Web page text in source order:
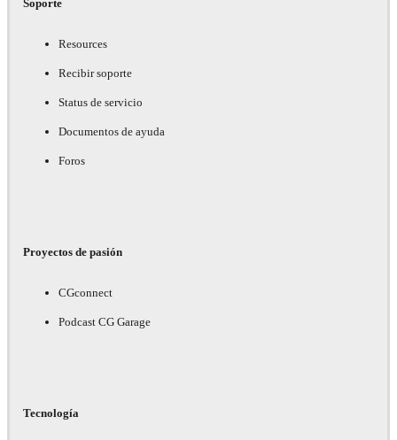
Soporte
Resources
Recibir soporte
Status de servicio
Documentos de ayuda
Foros
Proyectos de pasión
CGconnect
Podcast CG Garage
Tecnología